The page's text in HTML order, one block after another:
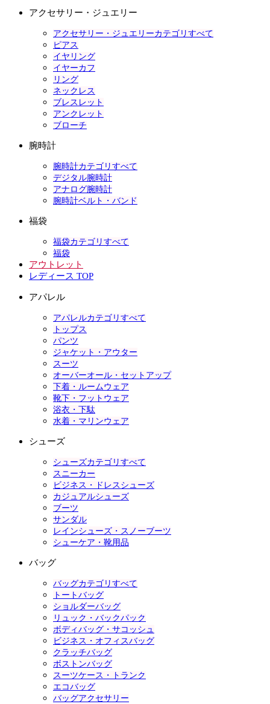
アクセサリー・ジュエリー
アクセサリー・ジュエリーカテゴリすべて
ピアス
イヤリング
イヤーカフ
リング
ネックレス
ブレスレット
アンクレット
ブローチ
腕時計
腕時計カテゴリすべて
デジタル腕時計
アナログ腕時計
腕時計ベルト・バンド
福袋
福袋カテゴリすべて
福袋
アウトレット
レディース TOP
アパレル
アパレルカテゴリすべて
トップス
パンツ
ジャケット・アウター
スーツ
オーバーオール・セットアップ
下着・ルームウェア
靴下・フットウェア
浴衣・下駄
水着・マリンウェア
シューズ
シューズカテゴリすべて
スニーカー
ビジネス・ドレスシューズ
カジュアルシューズ
ブーツ
サンダル
レインシューズ・スノーブーツ
シューケア・靴用品
バッグ
バッグカテゴリすべて
トートバッグ
ショルダーバッグ
リュック・バックパック
ボディバッグ・サコッシュ
ビジネス・オフィスバッグ
クラッチバッグ
ボストンバッグ
スーツケース・トランク
エコバッグ
バッグアクセサリー